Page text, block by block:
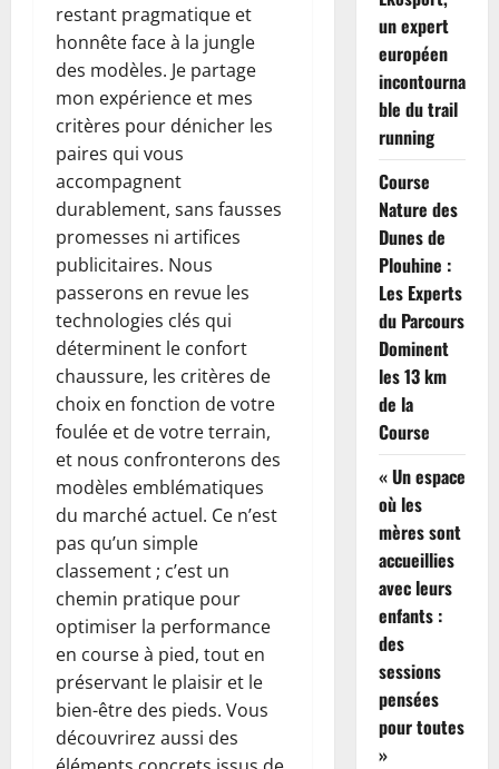
restant pragmatique et
honnête face à la jungle
des modèles. Je partage
mon expérience et mes
critères pour dénicher les
paires qui vous
accompagnent
durablement, sans fausses
promesses ni artifices
publicitaires. Nous
passerons en revue les
technologies clés qui
déterminent le confort
chaussure, les critères de
choix en fonction de votre
foulée et de votre terrain,
et nous confronterons des
modèles emblématiques
du marché actuel. Ce n’est
pas qu’un simple
classement ; c’est un
chemin pratique pour
optimiser la performance
en course à pied, tout en
préservant le plaisir et le
bien-être des pieds. Vous
découvrirez aussi des
un expert
européen
incontourna
ble du trail
running
Course
Nature des
Dunes de
Plouhine :
Les Experts
du Parcours
Dominent
les 13 km
de la
Course
« Un espace
où les
mères sont
accueillies
avec leurs
enfants :
des
sessions
pensées
pour toutes
»